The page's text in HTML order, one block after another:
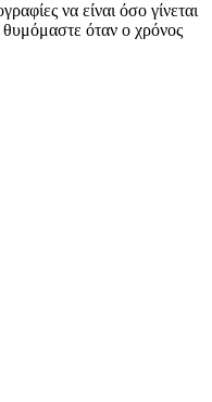
να είναι όσο γίνεται
θυμόμαστε όταν ο χρόνος